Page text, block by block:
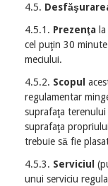
4.5.
4.5.1. Prezenţa
cel puţin 30
meciului.
4.5.2. Scopul
regulamentar
suprafaţa
suprafaţa
trebuie să fie
4.5.3. Serviciul
unui serviciu